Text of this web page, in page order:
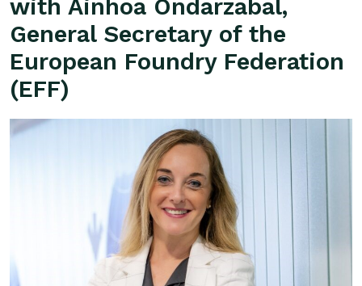
with Ainhoa Ondarzabal,
General Secretary of the
European Foundry Federation
(EFF)